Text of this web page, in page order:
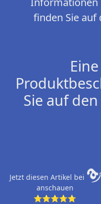
finden Sie auf
Sie auf
Jetzt diesen Artikel bei
anschauen
⭐⭐⭐⭐⭐